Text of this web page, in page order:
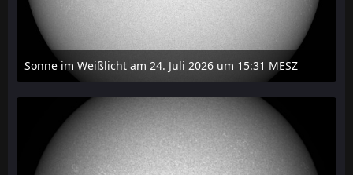
Sonne im Weißlicht am 24. Juli 2026 um 15:31 MESZ
24. Juli 2026 um 21:45